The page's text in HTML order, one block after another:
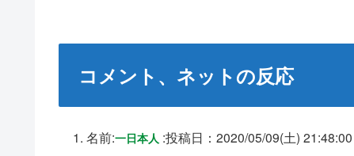
コメント、ネットの反応
名前:一日本人 :投稿日：2020/05/09(土) 21:48:00